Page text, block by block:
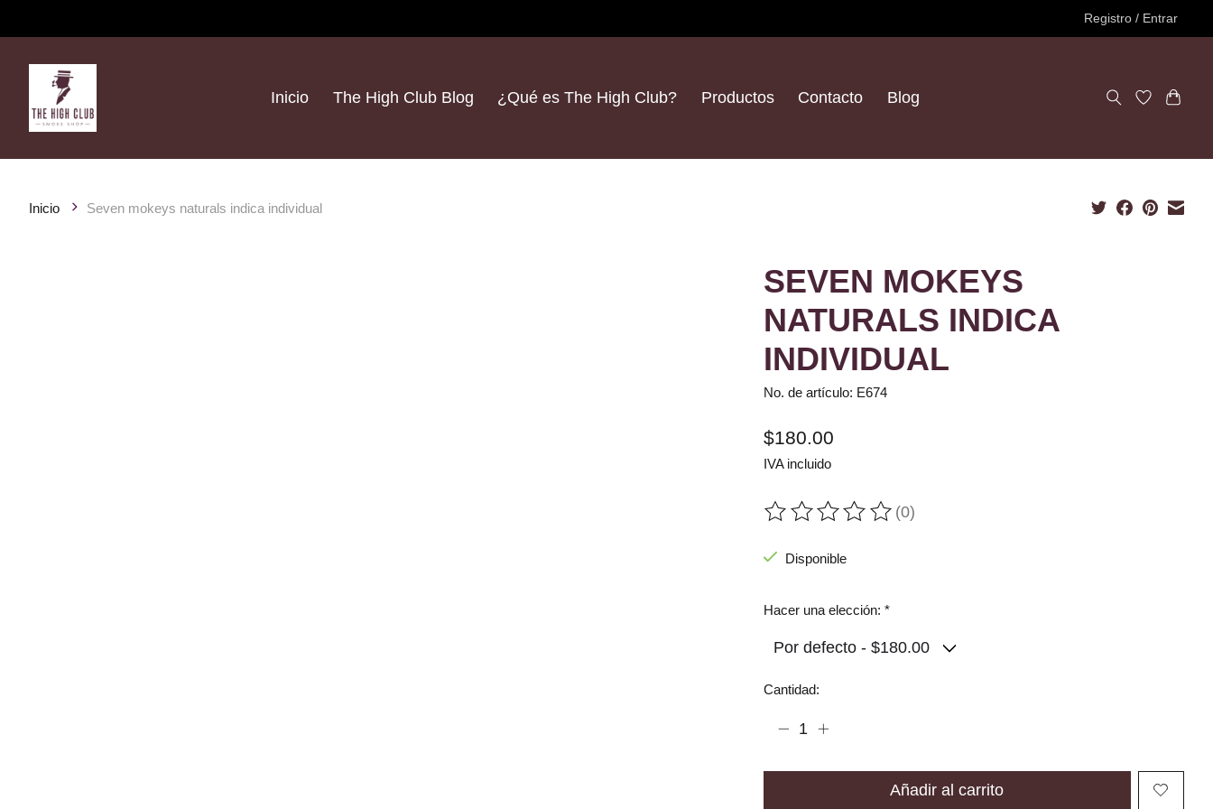
Registro / Entrar
Inicio The High Club Blog ¿Qué es The High Club? Productos Contacto Blog
Inicio Seven mokeys naturals indica individual
SEVEN MOKEYS
NATURALS INDICA
INDIVIDUAL
No. de artículo: E674
$180.00
IVA incluido
The rating of this product is
(0)
Disponible
Hacer una elección: *
Cantidad:
Añadir al carrito